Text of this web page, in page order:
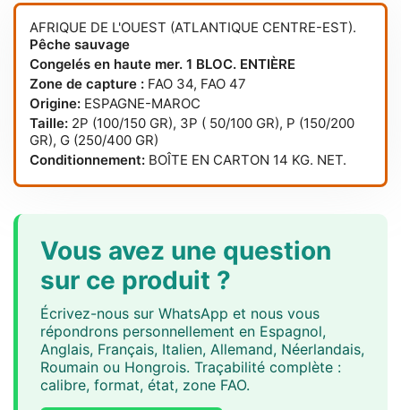
AFRIQUE DE L'OUEST (ATLANTIQUE CENTRE-EST).
Pêche sauvage
Congelés en haute mer. 1 BLOC. ENTIÈRE
Zone de capture : FAO 34, FAO 47
Origine: ESPAGNE-MAROC
Taille: 2P (100/150 GR), 3P ( 50/100 GR), P (150/200
GR), G (250/400 GR)
Conditionnement: BOÎTE EN CARTON 14 KG. NET.
Vous avez une question
sur ce produit ?
Écrivez-nous sur WhatsApp et nous vous
répondrons personnellement en Espagnol,
Anglais, Français, Italien, Allemand, Néerlandais,
Roumain ou Hongrois. Traçabilité complète :
calibre, format, état, zone FAO.